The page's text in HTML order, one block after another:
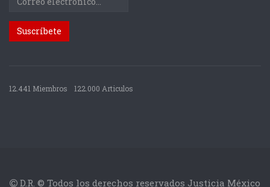
12.441 Miembros 122.000 Articulos
D.R. © Todos los derechos reservados Justicia México